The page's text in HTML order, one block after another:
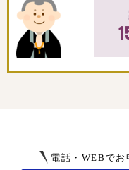
電話・WEBでお